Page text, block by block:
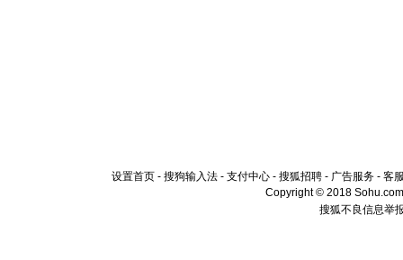
设置首页 - 搜狗输入法 - 支付中心 - 搜狐招聘 - 广告服务 - 客
Copyright © 2018
搜狐不良信息举